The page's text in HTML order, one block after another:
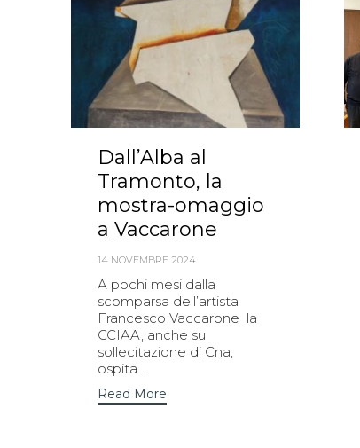
Dall’Alba al
Tramonto, la
mostra-omaggio
a Vaccarone
14 NOVEMBRE 2024
A pochi mesi dalla
scomparsa dell’artista
Francesco Vaccarone la
CCIAA, anche su
sollecitazione di Cna,
ospita...
Read More